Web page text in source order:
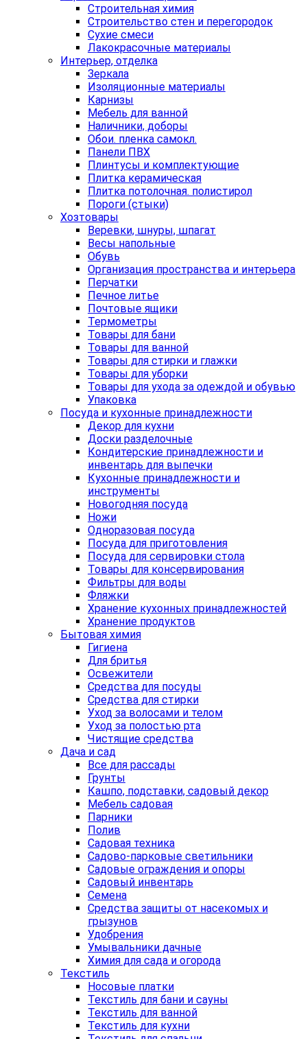
Строительная химия
Строительство стен и перегородок
Сухие смеси
Лакокрасочные материалы
Интерьер, отделка
Зеркала
Изоляционные материалы
Карнизы
Мебель для ванной
Наличники, доборы
Обои. пленка самокл.
Панели ПВХ
Плинтусы и комплектующие
Плитка керамическая
Плитка потолочная. полистирол
Пороги (стыки)
Хозтовары
Веревки, шнуры, шпагат
Весы напольные
Обувь
Организация пространства и интерьера
Перчатки
Печное литье
Почтовые ящики
Термометры
Товары для бани
Товары для ванной
Товары для стирки и глажки
Товары для уборки
Товары для ухода за одеждой и обувью
Упаковка
Посуда и кухонные принадлежности
Декор для кухни
Доски разделочные
Кондитерские принадлежности и
инвентарь для выпечки
Кухонные принадлежности и
инструменты
Новогодняя посуда
Ножи
Одноразовая посуда
Посуда для приготовления
Посуда для сервировки стола
Товары для консервирования
Фильтры для воды
Фляжки
Хранение кухонных принадлежностей
Хранение продуктов
Бытовая химия
Гигиена
Для бритья
Освежители
Средства для посуды
Средства для стирки
Уход за волосами и телом
Уход за полостью рта
Чистящие средства
Дача и сад
Все для рассады
Грунты
Кашпо, подставки, садовый декор
Мебель садовая
Парники
Полив
Садовая техника
Садово-парковые светильники
Садовые ограждения и опоры
Садовый инвентарь
Семена
Средства защиты от насекомых и
грызунов
Удобрения
Умывальники дачные
Химия для сада и огорода
Текстиль
Носовые платки
Текстиль для бани и сауны
Текстиль для ванной
Текстиль для кухни